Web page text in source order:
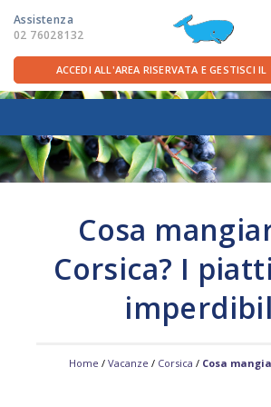
Assistenza
02 76028132
ITA FRA DEU
LE ROTTE
OFFERTE TRAGHETTI
PER LA PARTENZA
ACCEDI ALL'AREA RISERVATA E GESTISCI
Cosa
Corsica? I
Home / Vacanze / Corsica / Cosa